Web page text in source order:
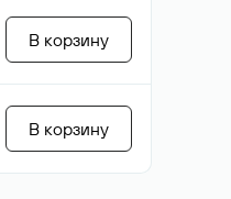
В корзину
В корзину